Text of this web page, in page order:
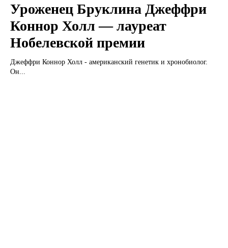
Уроженец Бруклина Джеффри
Коннор Холл — лауреат
Нобелевской премии
Джеффри Коннор Холл - американский генетик и хронобиолог.
Он...